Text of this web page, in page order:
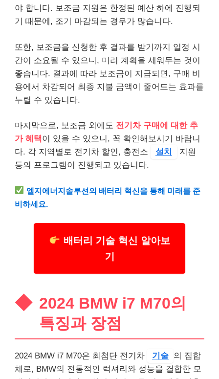
야 합니다. 보조금 지원은 한정된 예산 하에 진행되
기 때문에, 조기 마감되는 경우가 많습니다.
또한, 보조금을 신청한 후 결과를 받기까지 일정 시
간이 소요될 수 있으니, 미리 계획을 세워두는 것이
좋습니다. 결과에 따라 보조금이 지급되면, 구매 비
용에서 차감되어 최종 지불 금액이 줄어드는 효과를
누릴 수 있습니다.
마지막으로, 보조금 외에도 전기차 구매에 대한 추
가 혜택이 있을 수 있으니, 꼭 확인해보시기 바랍니
다. 각 지역별로 전기차 할인, 충전소
설치
지원
등의 프로그램이 진행되고 있습니다.
엘지에너지솔루션의 배터리 혁신을 통해 미래를 준
비하세요.
배터리 기술 혁신 알아보
기
2024 BMW i7 M70의
특징과 장점
2024 BMW i7 M70은 최첨단 전기차 기술 의 집합
체로, BMW의 전통적인 럭셔리와 성능을 결합한 모